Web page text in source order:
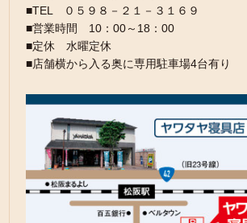
■TEL ０５９８－２１－３１６９
■営業時間 10：00～18：00
■定休 水曜定休
■店舗横から入る奥に専用駐車場4台有り